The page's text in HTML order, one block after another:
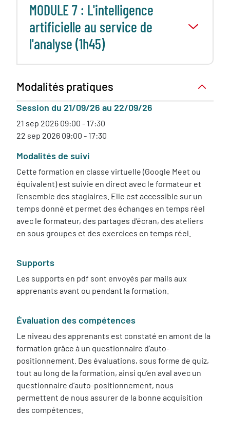
MODULE 7 : L'intelligence
artificielle au service de
l'analyse (1h45)
Modalités pratiques
Session du 21/09/26 au 22/09/26
21 sep 2026 09:00 - 17:30
22 sep 2026 09:00 - 17:30
Modalités de suivi
Cette formation en classe virtuelle (Google Meet ou
équivalent) est suivie en direct avec le formateur et
l'ensemble des stagiaires. Elle est accessible sur un
temps donné et permet des échanges en temps réel
avec le formateur, des partages d’écran, des ateliers
en sous groupes et des exercices en temps réel.
Supports
Les supports en pdf sont envoyés par mails aux
apprenants avant ou pendant la formation.
Évaluation des compétences
Le niveau des apprenants est constaté en amont de la
formation grâce à un questionnaire d’auto-
positionnement. Des évaluations, sous forme de quiz,
tout au long de la formation, ainsi qu’en aval avec un
questionnaire d’auto-positionnement, nous
permettent de nous assurer de la bonne acquisition
des compétences.